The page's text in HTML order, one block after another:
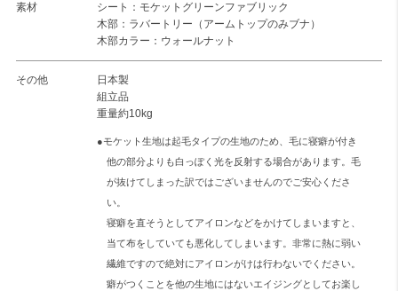
素材
シート：モケットグリーンファブリック
木部：ラバートリー（アームトップのみブナ）
木部カラー：ウォールナット
その他
日本製
組立品
重量約10kg
●モケット生地は起毛タイプの生地のため、毛に寝癖が付き
他の部分よりも白っぽく光を反射する場合があります。毛
が抜けてしまった訳ではございませんのでご安心くださ
い。
寝癖を直そうとしてアイロンなどをかけてしまいますと、
当て布をしていても悪化してしまいます。非常に熱に弱い
繊維ですので絶対にアイロンがけは行わないでください。
癖がつくことを他の生地にはないエイジングとしてお楽し